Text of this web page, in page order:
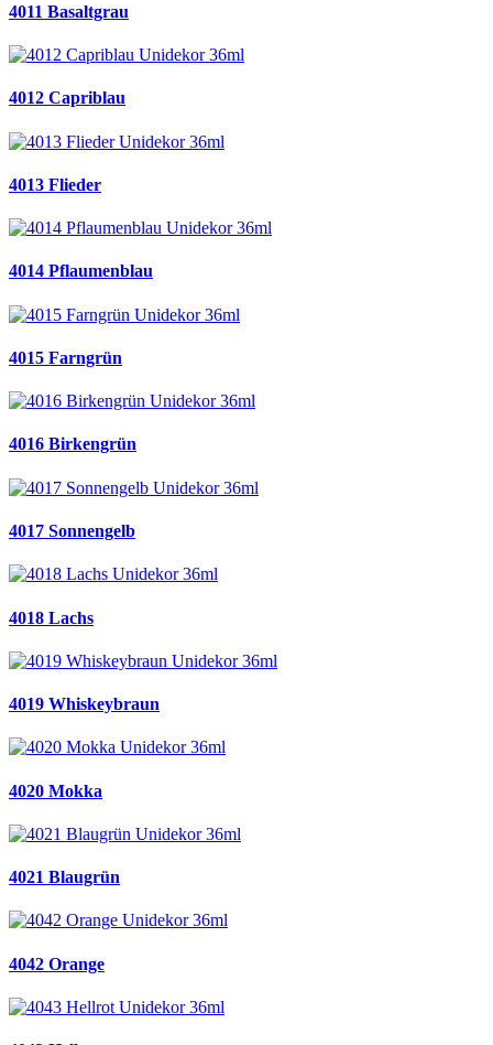
4011 Basaltgrau
4012 Capriblau
4013 Flieder
4014 Pflaumenblau
4015 Farngrün
4016 Birkengrün
4017 Sonnengelb
4018 Lachs
4019 Whiskeybraun
4020 Mokka
4021 Blaugrün
4042 Orange